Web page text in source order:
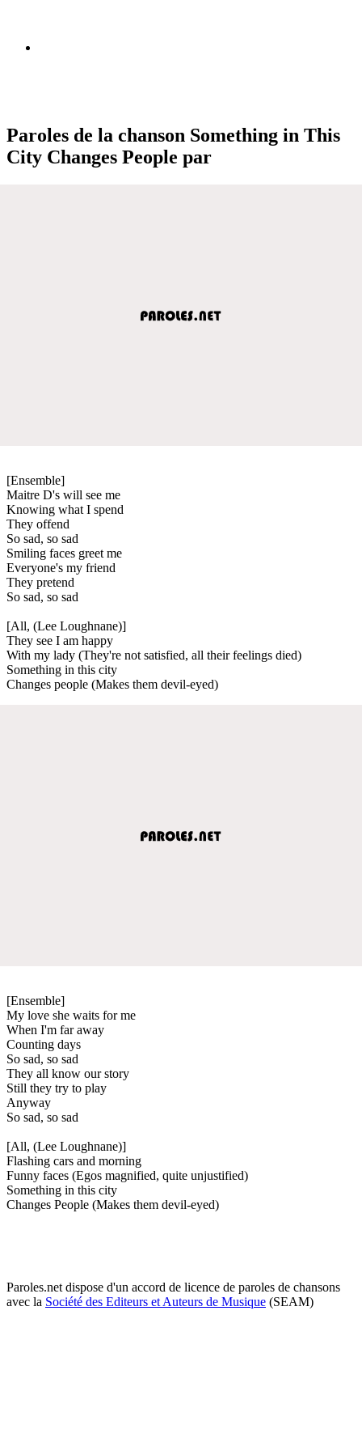
Paroles de la chanson Something in This
City Changes People par
[Ensemble]
Maitre D's will see me
Knowing what I spend
They offend
So sad, so sad
Smiling faces greet me
Everyone's my friend
They pretend
So sad, so sad
[All, (Lee Loughnane)]
They see I am happy
With my lady (They're not satisfied, all their feelings died)
Something in this city
Changes people (Makes them devil-eyed)
[Ensemble]
My love she waits for me
When I'm far away
Counting days
So sad, so sad
They all know our story
Still they try to play
Anyway
So sad, so sad
[All, (Lee Loughnane)]
Flashing cars and morning
Funny faces (Egos magnified, quite unjustified)
Something in this city
Changes People (Makes them devil-eyed)
Paroles.net dispose d'un accord de licence de paroles de chansons
avec la Société des Editeurs et Auteurs de Musique (SEAM)